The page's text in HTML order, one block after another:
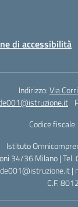
di accessibilità
Indirizzo:Via
Codice
Istituto
34/36 Milano |
|
C.F.